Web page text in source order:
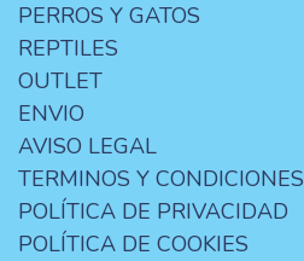
PERROS Y GATOS
REPTILES
OUTLET
ENVIO
AVISO LEGAL
TERMINOS Y CONDICIONES
POLÍTICA DE PRIVACIDAD
POLÍTICA DE COOKIES